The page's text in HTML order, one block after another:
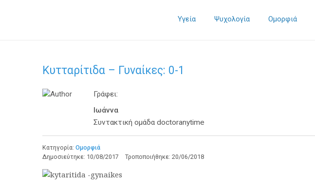
Υγεία Ψυχολογία Ομορφιά
Κυτταρίτιδα – Γυναίκες: 0-1
Γράφει:
Ιωάννα
Συντακτική ομάδα doctoranytime
Κατηγορία: Ομορφιά
Δημοσιεύτηκε: 10/08/2017 Τροποποιήθηκε: 20/06/2018